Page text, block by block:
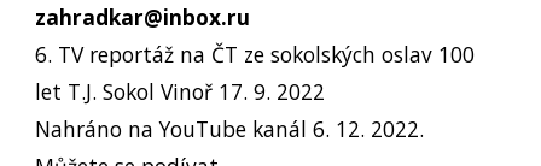
zahradkar@inbox.ru
6. TV reportáž na ČT ze sokolských oslav 100
let T.J. Sokol Vinoř 17. 9. 2022
Nahráno na YouTube kanál 6. 12. 2022.